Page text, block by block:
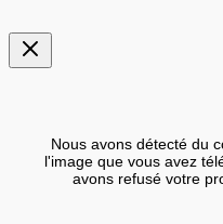
Nous avons détecté du
l'image que vous avez
avons refusé votre